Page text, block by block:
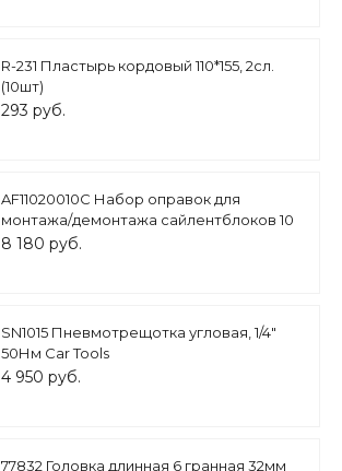
R-231 Пластырь кордовый 110*155, 2сл.
(10шт)
293 руб.
AF11020010C Набор оправок для
монтажа/демонтажа сайлентблоков 10
пр. AFFIX
8 180 руб.
SN1015 Пневмотрещотка угловая, 1/4"
50Нм Car Tools
4 950 руб.
77832 Головка длинная 6 гранная 32мм